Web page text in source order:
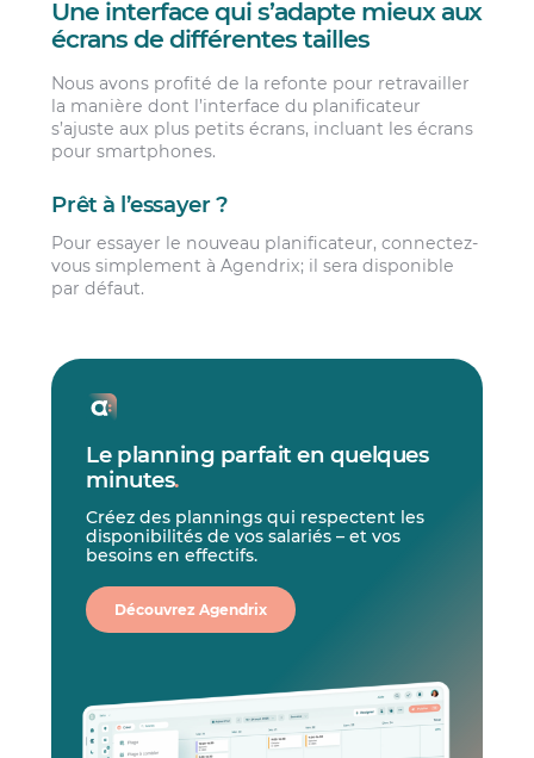
Une interface qui s’adapte mieux aux
écrans de différentes tailles
Nous avons profité de la refonte pour retravailler
la manière dont l’interface du planificateur
s’ajuste aux plus petits écrans, incluant les écrans
pour smartphones.
Prêt à l’essayer ?
Pour essayer le nouveau planificateur, connectez-
vous simplement à Agendrix; il sera disponible
par défaut.
Le planning parfait en quelques
minutes.
Créez des plannings qui respectent les
disponibilités de vos salariés – et vos
besoins en effectifs.
Découvrez Agendrix